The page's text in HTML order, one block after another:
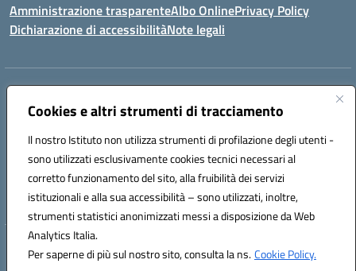
Cookies e altri strumenti di tracciamento
Il nostro Istituto non utilizza strumenti di profilazione degli utenti -
sono utilizzati esclusivamente cookies tecnici necessari al
corretto funzionamento del sito, alla fruibilità dei servizi
istituzionali e alla sua accessibilità – sono utilizzati, inoltre,
strumenti statistici anonimizzati messi a disposizione da Web
Analytics Italia.
Per saperne di più sul nostro sito, consulta la ns.Cookie Policy.
Amministrazione trasparenteAlbo OnlinePrivacy Policy
Dichiarazione di accessibilitàNote legali
Indirizzo:
Centralino:+39 071 89 52 08 Email:anic82000a@istruzione.it
Codice fiscale: 93084540421
Codice meccanografico:
ANIC82000A
Codice unico di fatturazione (CUF): UFF6L6
Hosting & Powered by 3D Solution S.r.l.
Concept & Design by Designers Italia